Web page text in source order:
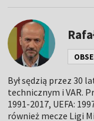
Był sędzią przez 30
technicznym i VAR.
1991-2017, UEFA:
również mecze Ligi